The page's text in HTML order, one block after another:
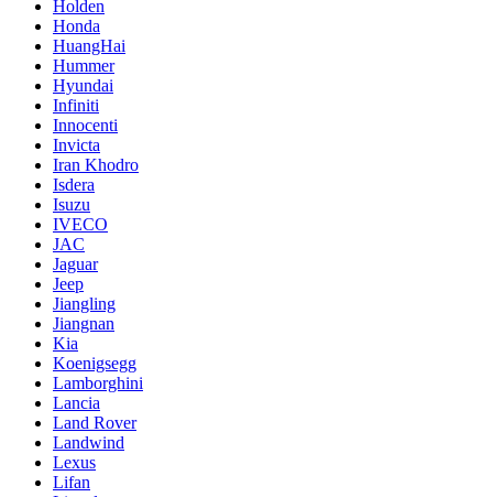
Holden
Honda
HuangHai
Hummer
Hyundai
Infiniti
Innocenti
Invicta
Iran Khodro
Isdera
Isuzu
IVECO
JAC
Jaguar
Jeep
Jiangling
Jiangnan
Kia
Koenigsegg
Lamborghini
Lancia
Land Rover
Landwind
Lexus
Lifan